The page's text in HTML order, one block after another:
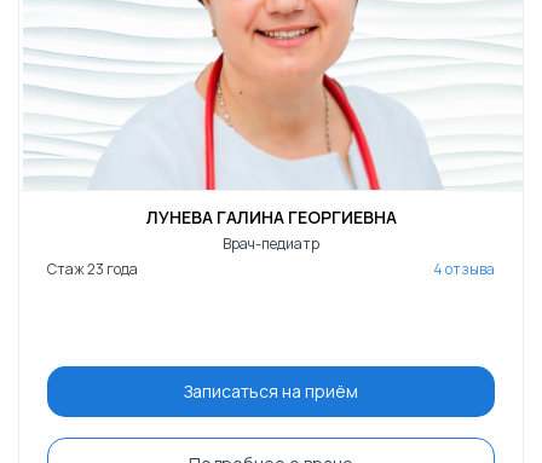
ЛУНЕВА ГАЛИНА ГЕОРГИЕВНА
Врач-педиатр
Стаж 23 года
4 отзыва
Записаться на приём